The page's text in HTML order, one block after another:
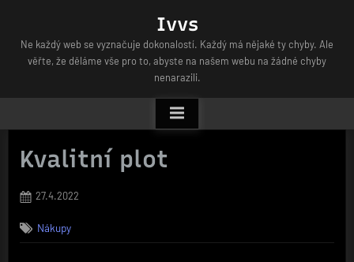
content
Ivvs
Ne každý web se vyznačuje dokonalostí. Každý má nějaké ty chyby. Ale
věřte, že děláme vše pro to, abyste na našem webu na žádné chyby
nenarazili.
Kvalitní plot
Posted
27.4.2022
Nákupy